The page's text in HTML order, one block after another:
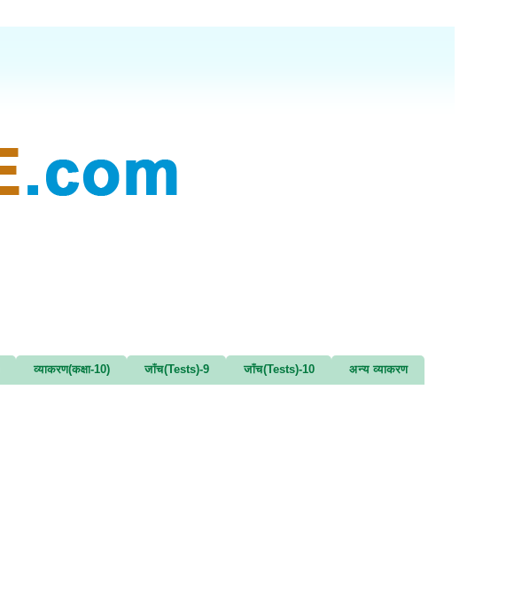
व्याकरण(कक्षा-10) जाँच(Tests)-9 जाँच(Tests)-10 अन्य व्याकरण